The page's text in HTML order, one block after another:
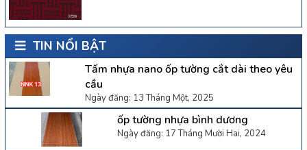
TIN NỔI BẬT
Tấm nhựa nano ốp tường cắt dài theo yêu
cầu
Ngày đăng: 13 Tháng Một, 2025
ốp tường nhựa bình dương
Ngày đăng: 17 Tháng Mười Hai, 2024